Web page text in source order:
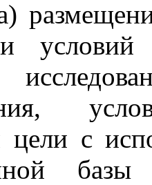
условий
цели с
базы